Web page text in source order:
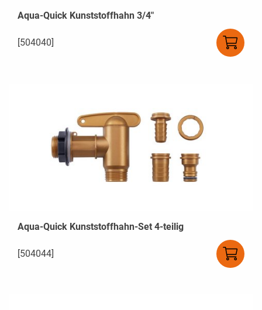
Aqua-Quick Kunststoffhahn 3/4"
[504040]
Aqua-Quick Kunststoffhahn-Set 4-teilig
[504044]